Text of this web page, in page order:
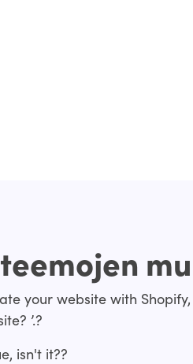
your website with
’.?
isn't it??